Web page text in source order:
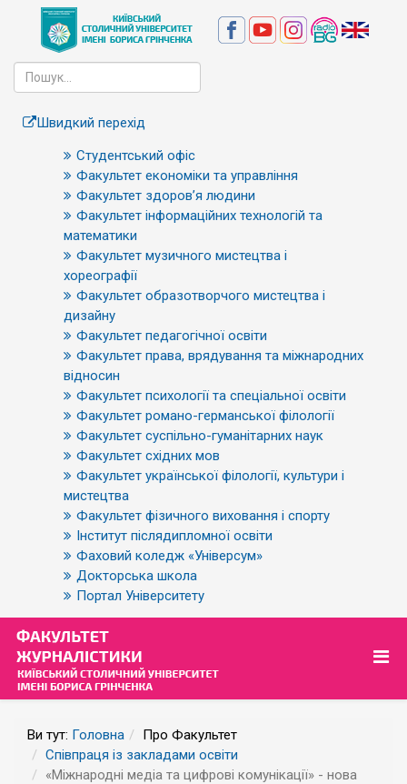
Швидкий перехід
Студентський офіс
Факультет економіки та управління
Факультет здоров’я людини
Факультет інформаційних технологій та
математики
Факультет музичного мистецтва і
хореографії
Факультет образотворчого мистецтва і
дизайну
Факультет педагогічної освіти
Факультет права, врядування та міжнародних
відносин
Факультет психології та спеціальної освіти
Факультет романо-германської філології
Факультет суспільно-гуманітарних наук
Факультет східних мов
Факультет української філології, культури і
мистецтва
Факультет фізичного виховання і спорту
Інститут післядипломної освіти
Фаховий коледж «Універсум»
Докторська школа
Портал Університету
Ви тут: Головна
Про Факультет
Співпраця із закладами освіти
«Міжнародні медіа та цифрові комунікації» - нова